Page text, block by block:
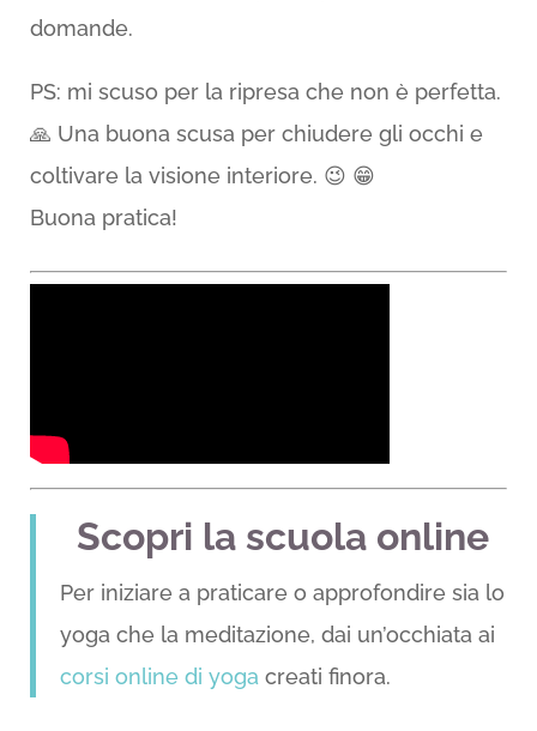
domande.
PS: mi scuso per la ripresa che non è perfetta.
🙏 Una buona scusa per chiudere gli occhi e
coltivare la visione interiore. 😉 😁
Buona pratica!
Scopri la scuola online
Per iniziare a praticare o approfondire sia lo
yoga che la meditazione, dai un’occhiata ai
corsi online di yoga creati finora.